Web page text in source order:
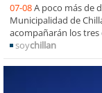
07-08A poco más de
Municipalidad de
acompañarán los tres
soychillan